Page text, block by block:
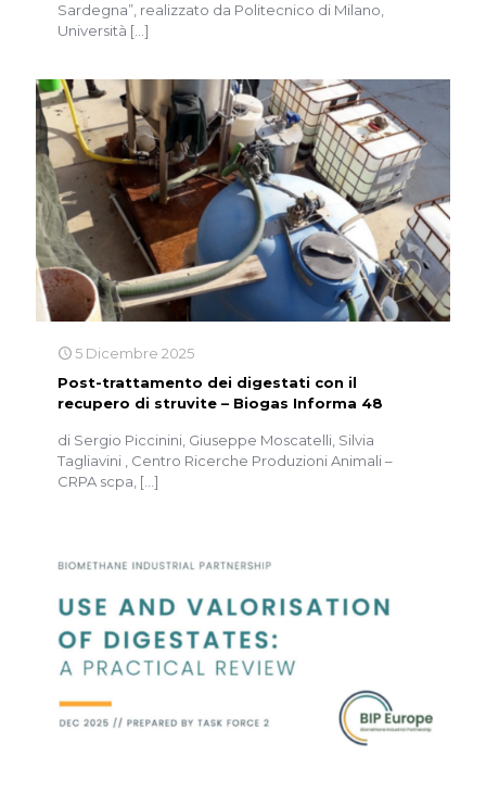
Sardegna”, realizzato da Politecnico di Milano,
Università […]
5 Dicembre 2025
Post-trattamento dei digestati con il
recupero di struvite – Biogas Informa 48
di Sergio Piccinini, Giuseppe Moscatelli, Silvia
Tagliavini , Centro Ricerche Produzioni Animali –
CRPA scpa, […]